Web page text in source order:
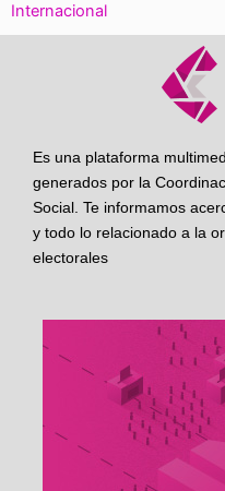
Internacional
Es una plataforma
generados por la
Social. Te informamos
y todo lo relacionado a la
electorales